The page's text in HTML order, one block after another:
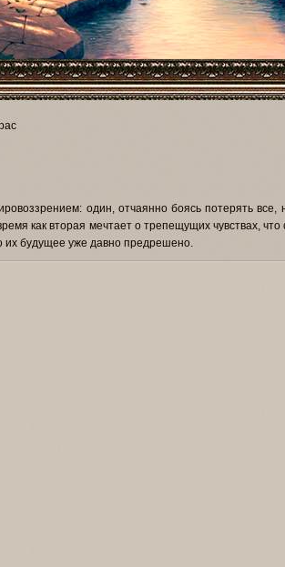
один, отчаянно боясь потерять все,
как вторая мечтает о трепещущих чувствах, что
их будущее уже давно предрешено.